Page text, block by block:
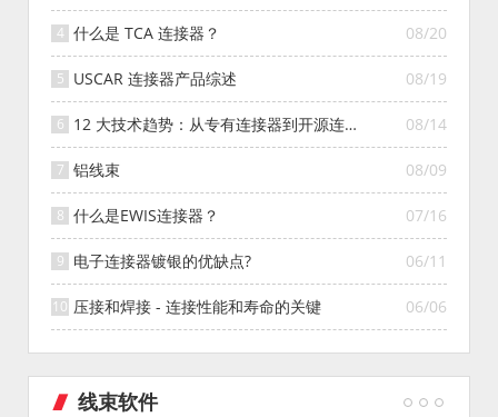
08/20
什么是 TCA 连接器？
08/19
USCAR 连接器产品综述
08/14
12 大技术趋势：从专有连接器到开源连接
器的演变
08/09
铝线束
07/16
什么是EWIS连接器？
06/11
电子连接器镀银的优缺点?
06/06
压接和焊接 - 连接性能和寿命的关键
线束软件